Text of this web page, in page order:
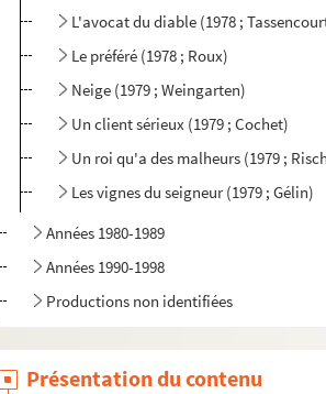
L'avocat du diable (1978 ;
Le préféré (1978 ; Roux)
Neige (1979 ; Weingarten)
Un client sérieux (1979 ; Cochet)
Un roi qu'a des malheurs (1979 ;
Les vignes du seigneur (1979 ; Gélin)
Années 1980-1989
Années 1990-1998
Productions non identifiées
Architecture
Présentation du contenu